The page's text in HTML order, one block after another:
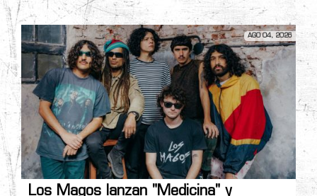
AGO 04, 2026
Los Magos lanzan "Medicina" y